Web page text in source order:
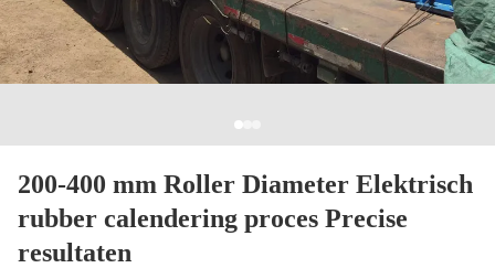
200-400 mm Roller Diameter Elektrisch
rubber calendering proces Precise
resultaten